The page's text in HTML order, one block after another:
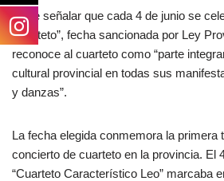
Cabe señalar que cada 4 de junio se
Cuarteto”, fecha sancionada por Ley
reconoce al cuarteto como “parte
cultural provincial en todas sus
y danzas”.
La fecha elegida conmemora la primera
concierto de cuarteto en la provincia. El
“Cuarteto Característico Leo” marcaba